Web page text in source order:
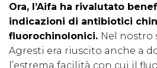
Ora, l’Aifa ha rivalutato
indicazioni di antibiotici
fluorochinolonici. Nel nostro
Agresti era riuscito anche a
l’estrema facilità con cui il